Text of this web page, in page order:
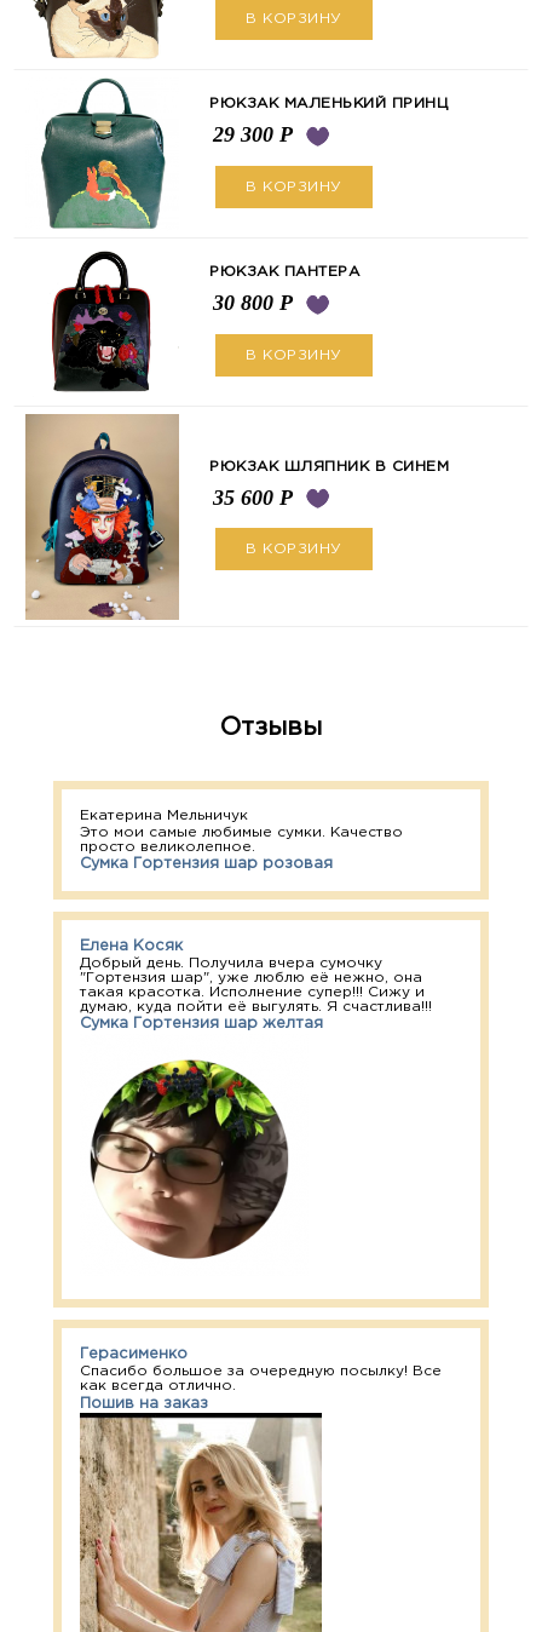
В КОРЗИНУ
РЮКЗАК МАЛЕНЬКИЙ ПРИНЦ
29 300Р
В КОРЗИНУ
РЮКЗАК ПАНТЕРА
30 800Р
В КОРЗИНУ
РЮКЗАК ШЛЯПНИК В СИНЕМ
35 600 Р
В КОРЗИНУ
Отзывы
Екатерина Мельничук
Это мои самые любимые сумки. Качество
просто великолепное.
Сумка Гортензия шар розовая
Елена Косяк
Добрый день. Получила вчера сумочку
"Гортензия шар", уже люблю её нежно, она
такая красотка. Исполнение супер!!! Сижу и
думаю, куда пойти её выгулять. Я счастлива!!!
Сумка Гортензия шар желтая
Герасименко
Спасибо большое за очередную посылку! Все
как всегда отлично.
Пошив на заказ